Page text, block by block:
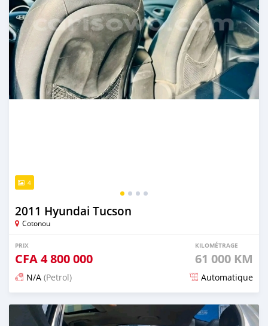
4
2011 Hyundai Tucson
Cotonou
PRIX
CFA4 800 000
KILOMÉTRAGE
61 000 KM
N/A (Petrol) Automatique
Publié il y a 5 mois